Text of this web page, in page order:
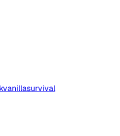
vanillasurvival